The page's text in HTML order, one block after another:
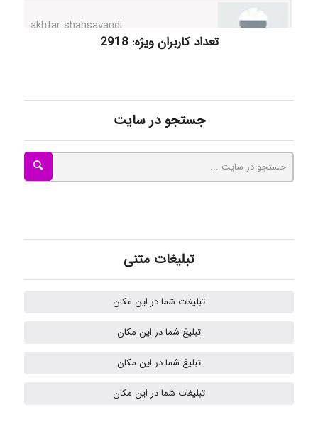
Nazaninkarkon
Omid
تعداد کاربران ویژه: 2918
جستجو در سایت
تبلیغات متنی
تبلیغات شما در این مکان
تبلیغ شما در این مکان
تبلیغ شما در این مکان
تبلیغات شما در این مکان